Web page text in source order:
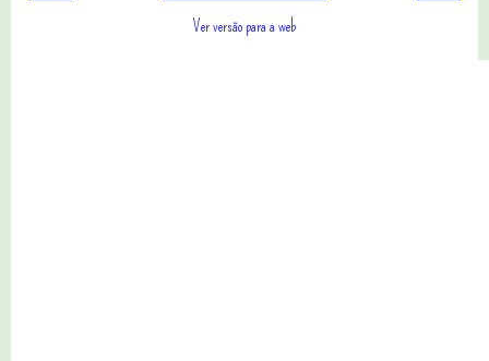
Ver versão para a web